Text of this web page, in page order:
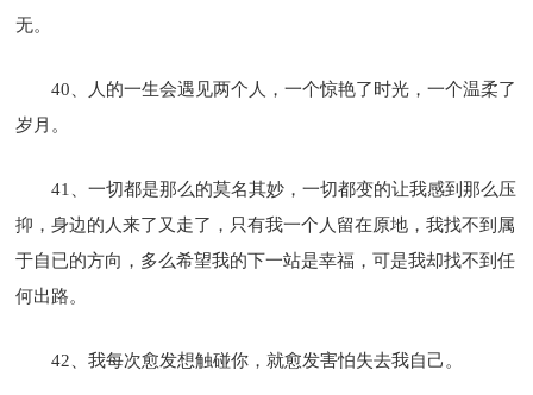
无。
40、人的一生会遇见两个人，一个惊艳了时光，一个温柔了
岁月。
41、一切都是那么的莫名其妙，一切都变的让我感到那么压
抑，身边的人来了又走了，只有我一个人留在原地，我找不到属
于自已的方向，多么希望我的下一站是幸福，可是我却找不到任
何出路。
42、我每次愈发想触碰你，就愈发害怕失去我自己。